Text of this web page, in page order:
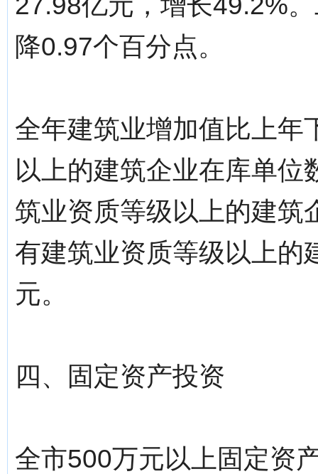
降0.97个百分点。
全年建筑业增加值比上年
以上的建筑企业在库单位
筑业资质等级以上的建筑
有建筑业资质等级以上的
元。
四、固定资产投资
全市500万元以上固定资